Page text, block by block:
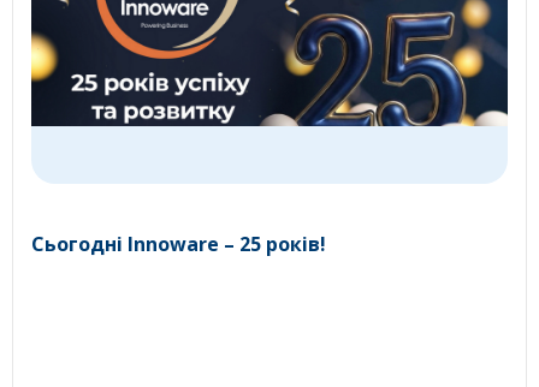
Сьогодні Innoware – 25 років!